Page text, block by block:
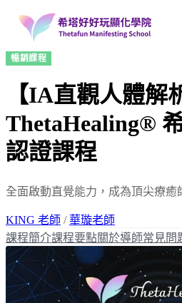
暢銷課程
【IA直觀人體解
ThetaHealing®
認證課程
全面啟動直覺能力，成為頂尖療癒
KING 老師 /華璇老師
課程簡介課程要點關於導師常見問